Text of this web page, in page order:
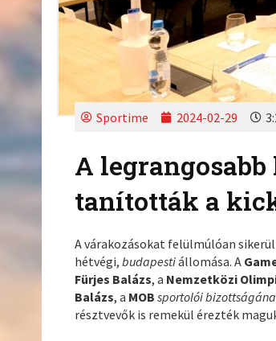
Sportime 2024-02-29
A
tanították a
A várakozásokat felülmúlóan
hétvégi,budapestiállomása. A
Fürjes Balázs, a Nemzetközi
Balázs, a MOB sportolói
résztvevők is remekül érezték